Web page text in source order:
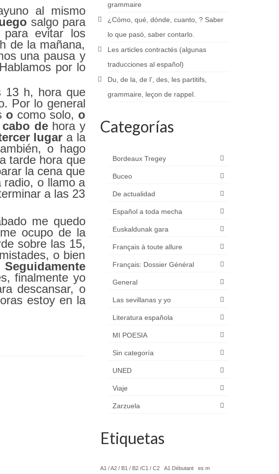
al mismo
salgo para
evitar los
de la mañana,
una pausa y
por lo
13 h, hora que
Por lo general
o como solo, o
dehora y
lugar a la
o hago
tarde hora que
la cena que
radio, o llamo a
a las 23
me quedo
ocupo de la
sobre las 15,
o bien
Seguidamente
finalmente yo
descansar, o
estoy en la
grammaire
¿Cómo, qué, dónde, cuanto, ? Saber
lo que pasó, saber contarlo.
Les articles contractés (algunas
traducciones al español)
Du, de la, de l’, des, les partitifs,
grammaire, leçon de rappel.
Categorías
Bordeaux Tregey
Buceo
De actualidad
Español a toda mecha
Euskaldunak gara
Français à toute allure
Français: Dossier Général
General
Las sevillanas y yo
Literatura española
MI POESIA
Sin categoría
UNED
Viaje
Zarzuela
Etiquetas
A1 / A2 / B1 / B2 /C1 / C2 A1 Débutant es m